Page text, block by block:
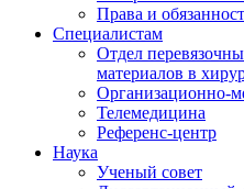
Права и
Специалистам
Отдел
материалов в
Организационно-
Телемедицина
Референс-центр
Наука
Ученый совет